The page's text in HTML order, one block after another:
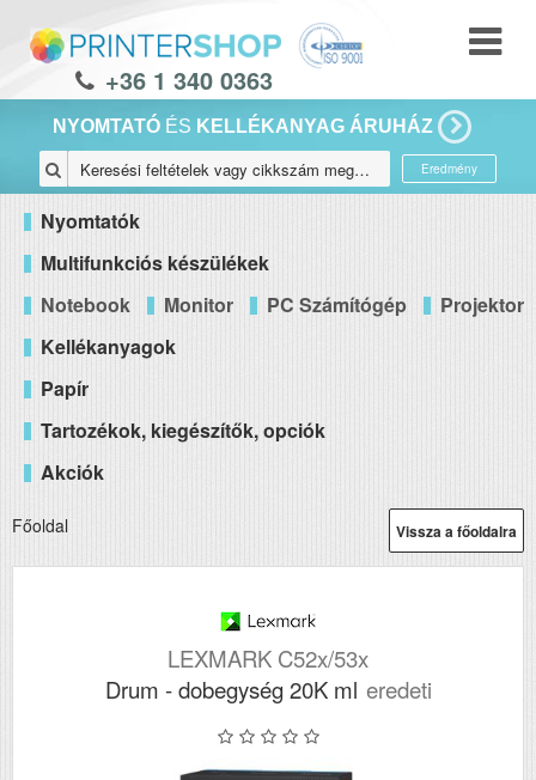
+36 1 340 0363
NYOMTATÓ ÉS KELLÉKANYAG ÁRUHÁZ
Eredmény
Nyomtatók
Multifunkciós készülékek
Notebook
Monitor PC Számítógép
Projektor
Kellékanyagok
Papír
Tartozékok, kiegészítők, opciók
Akciók
Vissza a főoldalra
Főoldal
LEXMARK C52x/53x
Drum - dobegység 20K ml eredeti